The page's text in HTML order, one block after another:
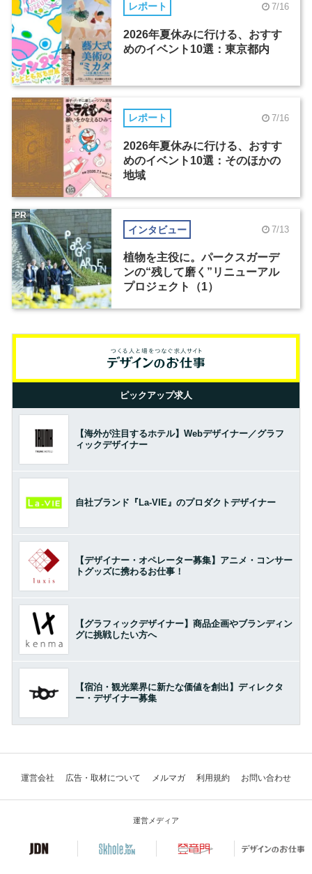
レポート 7/16
2026年夏休みに行ける、おすす
めのイベント10選：東京都内
レポート 7/16
2026年夏休みに行ける、おすす
めのイベント10選：そのほかの
地域
インタビュー 7/13
植物を主役に。パークスガーデ
ンの“残して磨く”リニューアル
プロジェクト（1）
PR
ピックアップ求人
【海外が注目するホテル】Webデザイナー／グラフ
ィックデザイナー
自社ブランド『La-VIE』のプロダクトデザイナー
【デザイナー・オペレーター募集】アニメ・コンサー
トグッズに携わるお仕事！
【グラフィックデザイナー】商品企画やブランディン
グに挑戦したい方へ
【宿泊・観光業界に新たな価値を創出】ディレクタ
ー・デザイナー募集
運営会社 広告・取材について メルマガ 利用規約 お問い合わせ
運営メディア